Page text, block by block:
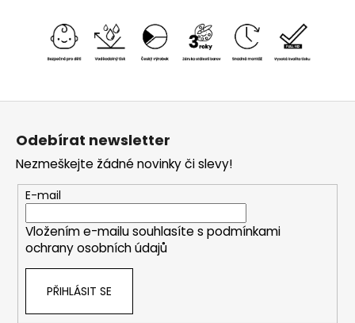
Z
Odebírat newsletter
Nezmeškejte žádné novinky či slevy!
E-mail
Vložením e-mailu souhlasíte s podmínkami
ochrany osobních údajů
PŘIHLÁSIT SE